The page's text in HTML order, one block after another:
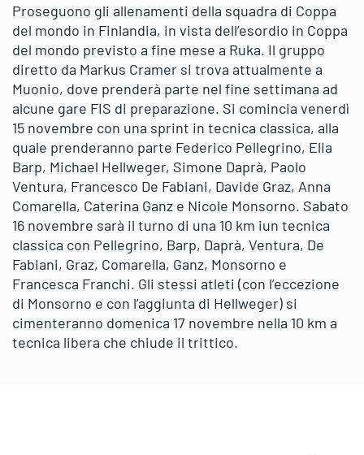
Proseguono gli allenamenti della squadra di Coppa
del mondo in Finlandia, in vista dell’esordio in Coppa
del mondo previsto a fine mese a Ruka. Il gruppo
diretto da Markus Cramer si trova attualmente a
Muonio, dove prenderà parte nel fine settimana ad
alcune gare FIS di preparazione. Si comincia venerdì
15 novembre con una sprint in tecnica classica, alla
quale prenderanno parte Federico Pellegrino, Elia
Barp, Michael Hellweger, Simone Daprà, Paolo
Ventura, Francesco De Fabiani, Davide Graz, Anna
Comarella, Caterina Ganz e Nicole Monsorno. Sabato
16 novembre sarà il turno di una 10 km iun tecnica
classica con Pellegrino, Barp, Daprà, Ventura, De
Fabiani, Graz, Comarella, Ganz, Monsorno e
Francesca Franchi. Gli stessi atleti (con l’eccezione
di Monsorno e con l’aggiunta di Hellweger) si
cimenteranno domenica 17 novembre nella 10 km a
tecnica libera che chiude il trittico.